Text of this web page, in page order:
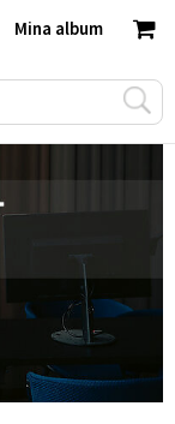
Mina album